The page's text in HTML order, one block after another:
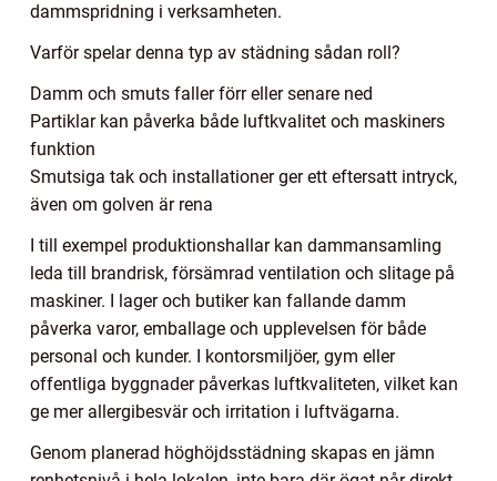
dammspridning i verksamheten.
Varför spelar denna typ av städning sådan roll?
Damm och smuts faller förr eller senare ned
Partiklar kan påverka både luftkvalitet och maskiners
funktion
Smutsiga tak och installationer ger ett eftersatt intryck,
även om golven är rena
I till exempel produktionshallar kan dammansamling
leda till brandrisk, försämrad ventilation och slitage på
maskiner. I lager och butiker kan fallande damm
påverka varor, emballage och upplevelsen för både
personal och kunder. I kontorsmiljöer, gym eller
offentliga byggnader påverkas luftkvaliteten, vilket kan
ge mer allergibesvär och irritation i luftvägarna.
Genom planerad höghöjdsstädning skapas en jämn